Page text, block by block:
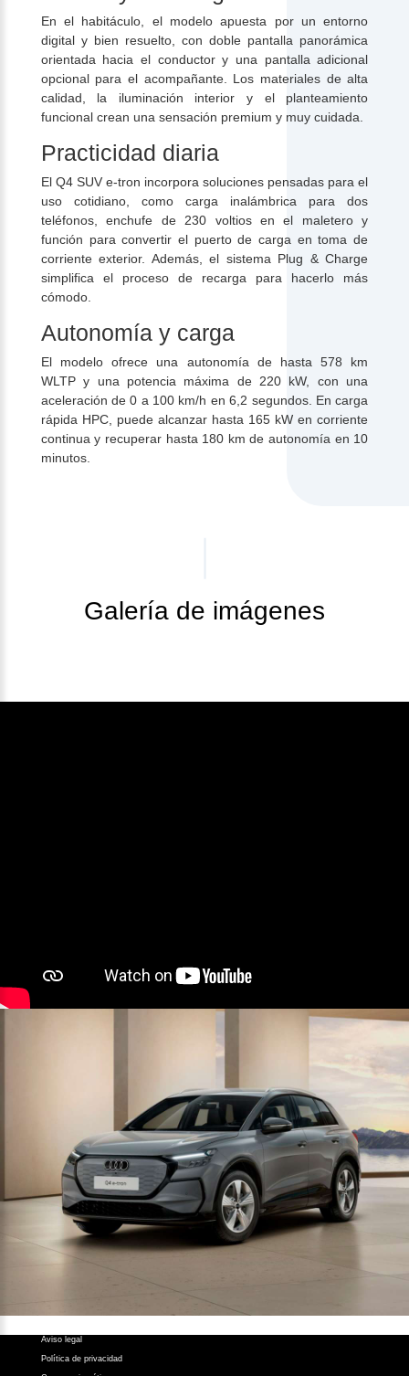
En el habitáculo, el modelo apuesta por un entorno
digital y bien resuelto, con doble pantalla panorámica
orientada hacia el conductor y una pantalla adicional
opcional para el acompañante. Los materiales de alta
calidad, la iluminación interior y el planteamiento
funcional crean una sensación premium y muy cuidada.
Practicidad diaria
El Q4 SUV e-tron incorpora soluciones pensadas para el
uso cotidiano, como carga inalámbrica para dos
teléfonos, enchufe de 230 voltios en el maletero y
función para convertir el puerto de carga en toma de
corriente exterior. Además, el sistema Plug & Charge
simplifica el proceso de recarga para hacerlo más
cómodo.
Autonomía y carga
El modelo ofrece una autonomía de hasta 578 km
WLTP y una potencia máxima de 220 kW, con una
aceleración de 0 a 100 km/h en 6,2 segundos. En carga
rápida HPC, puede alcanzar hasta 165 kW en corriente
continua y recuperar hasta 180 km de autonomía en 10
minutos.
Galería de imágenes
Z.A.L. Área El Fresno -
11370 Los Barrios (Cádiz)
956 631 050
atencionalcliente@atalayamotor.com
Aviso legal
Política de privacidad